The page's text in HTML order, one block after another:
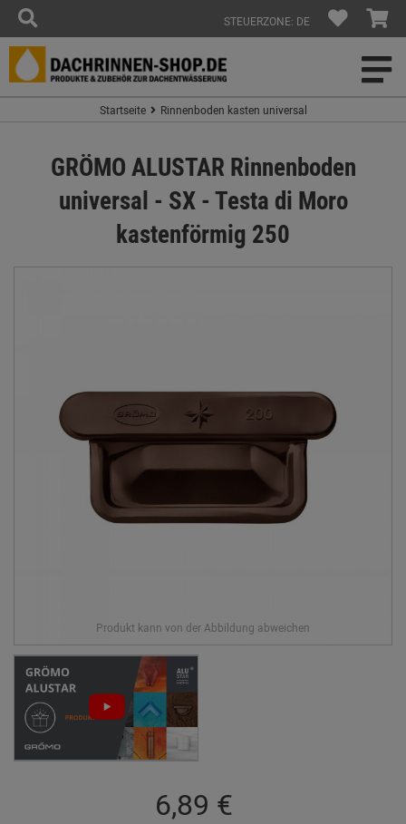
STEUERZONE: DE
Startseite Rinnenboden kasten universal
GRÖMO ALUSTAR Rinnenboden
universal - SX - Testa di Moro
kastenförmig 250
6,89 €